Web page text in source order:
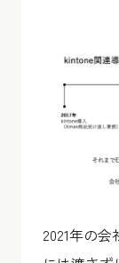
2021年の